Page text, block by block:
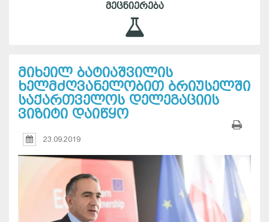
ᲛᲔᲪᲜᲘᲔᲠᲔᲑᲐ
მიხეილ ბატიაშვილის
ხელმძღვანელობით ბრიუსელში
საქართველოს დელეგაციის
ვიზიტი დაიწყო
23.09.2019